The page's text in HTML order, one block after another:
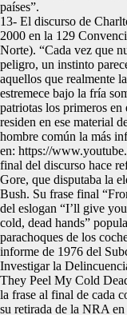
países”.
13- El discurso de
2000 en la 129
Norte). “Cada vez que
peligro, un instinto
aquellos que realmente
estremece bajo la fría
patriotas los primeros
residen en ese material
hombre común la más
en: https://
final del discurso hace
Gore, que disputaba la
Bush. Su frase final
del eslogan “I’ll give
cold, dead hands”
parachoques de los
informe de 1976 del
Investigar la
They Peel My Cold
la frase al final de cada
su retirada de la NRA en